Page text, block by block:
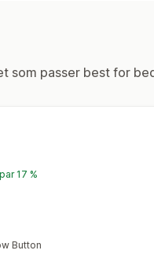
som passer best for
17 %
Button